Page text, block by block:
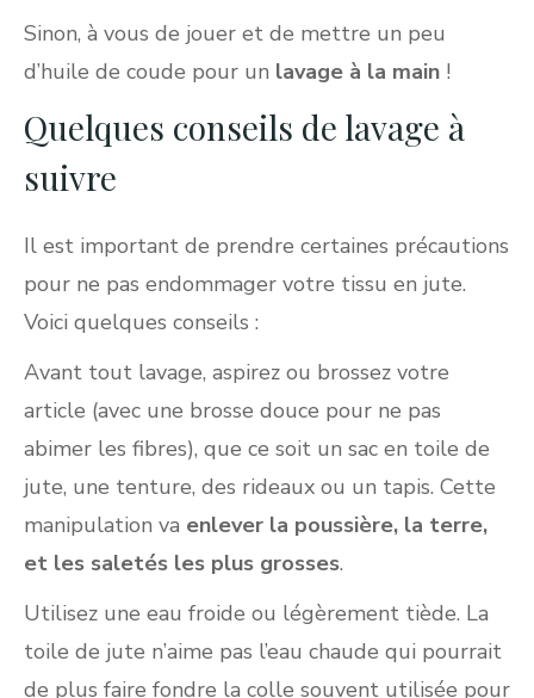
Sinon, à vous de jouer et de mettre un peu
d’huile de coude pour un lavage à la main !
Quelques conseils de lavage à
suivre
Il est important de prendre certaines précautions
pour ne pas endommager votre tissu en jute.
Voici quelques conseils :
Avant tout lavage, aspirez ou brossez votre
article (avec une brosse douce pour ne pas
abimer les fibres), que ce soit un sac en toile de
jute, une tenture, des rideaux ou un tapis. Cette
manipulation va enlever la poussière, la terre,
et les saletés les plus grosses.
Utilisez une eau froide ou légèrement tiède. La
toile de jute n’aime pas l’eau chaude qui pourrait
de plus faire fondre la colle souvent utilisée pour